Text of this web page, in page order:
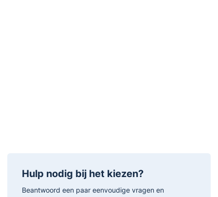
Hulp nodig bij het kiezen?
Beantwoord een paar eenvoudige vragen en